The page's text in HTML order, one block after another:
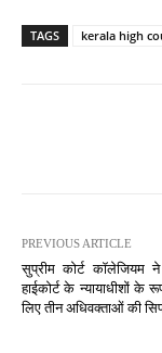
TAGS kerala high
PREVIOUS ARTICLE
सुप्रीम कोर्ट कॉलेजियम
हाईकोर्ट के न्यायाधीशों के
लिए तीन अधिवक्ताओं की